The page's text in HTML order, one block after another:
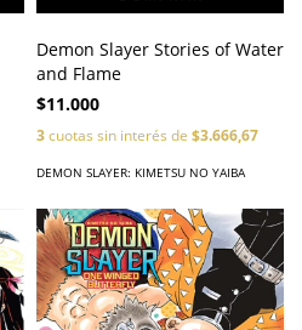
Demon Slayer Stories of Water
and Flame
$11.000
3cuotas sin interés de $3.666,67
DEMON SLAYER: KIMETSU NO YAIBA